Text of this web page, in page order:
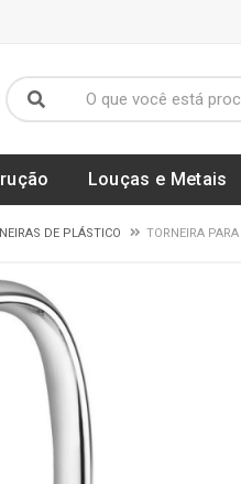
Louças e Metais
DE PLÁSTICO TORNEIRA